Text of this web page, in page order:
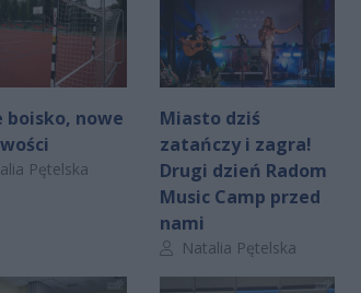
boisko, nowe
Pętelska
Miasto dziś
zatańczy i zagra!
Drugi dzień Radom
Music Camp przed
nami
Autor artykułu:
Natalia Pętelska